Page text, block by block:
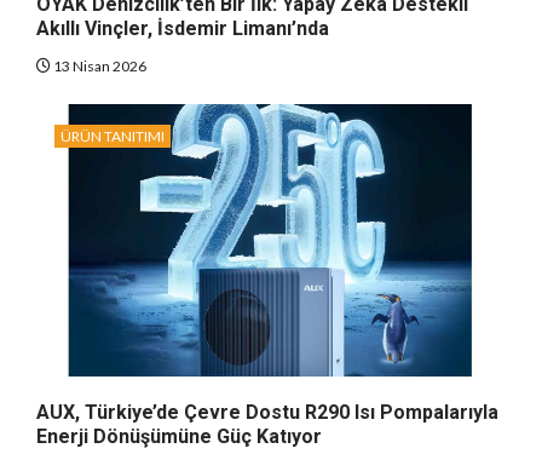
Akıllı Vinçler, İsdemir Limanı’nda
13 Nisan 2026
ÜRÜN TANITIMI
AUX, Türkiye’de Çevre Dostu R290 Isı Pompalarıyla
Enerji Dönüşümüne Güç Katıyor